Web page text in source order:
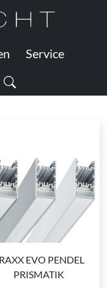
Service
EVO PENDEL
PRISMATIK